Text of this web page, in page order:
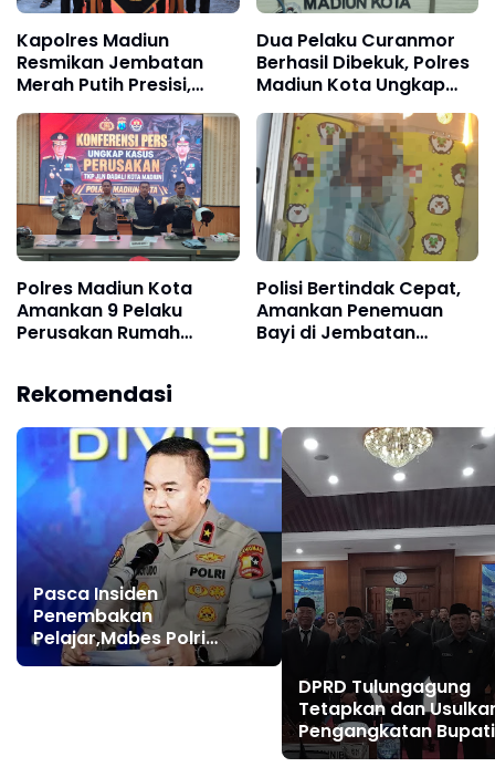
Kapolres Madiun
Resmikan Jembatan
Merah Putih Presisi,
Akses Warga Antar
Desa Kini Lebih Aman
dan Lancar
Dua Pelaku Curanmor
Berhasil Dibekuk, Polres
Madiun Kota Ungkap
Kasus Pencurian Motor
dan Mobil
Polres Madiun Kota
Amankan 9 Pelaku
Perusakan Rumah
Polisi Bertindak Cepat,
Amankan Penemuan
Bayi di Jembatan
Rekomendasi
Pasca Insiden
Penembakan
Pelajar,Mabes Polri
Terjunkan Propam Ke
DPRD Tulungagung
Tetapkan dan
Pengangkatan
Wakil Bupati Terpilih